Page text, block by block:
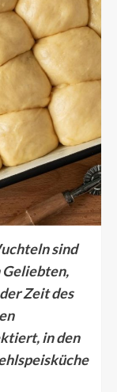
sind
Geliebten,
Zeit des
in den